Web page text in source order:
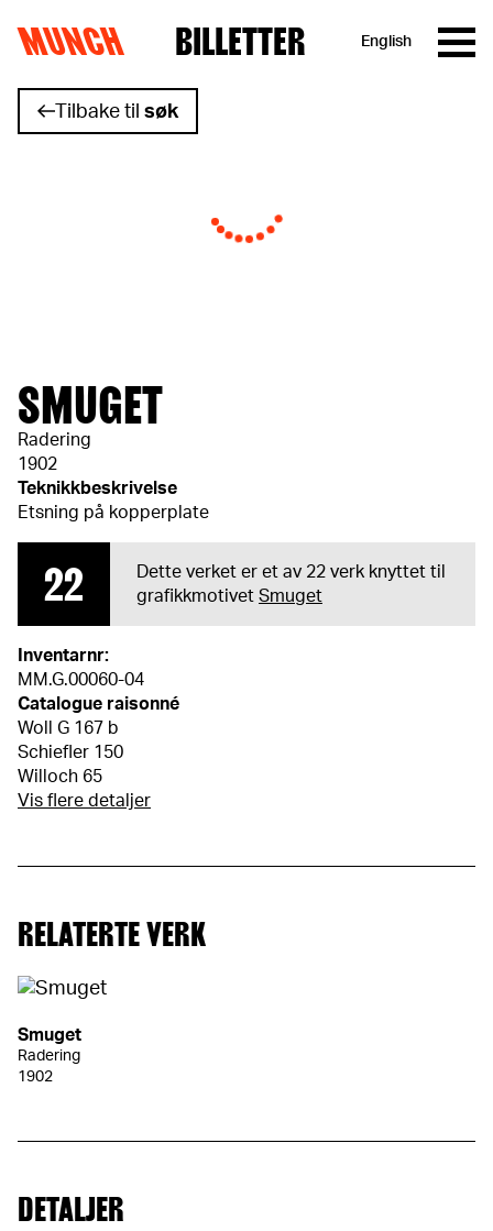
Hopp til innhold
MUNCH BILLETTER English
Tilbake til søk
SMUGET
Radering
1902
Teknikkbeskrivelse
Etsning på kopperplate
22
Dette verket er et av 22 verk knyttet til
grafikkmotivet Smuget
Inventarnr:
MM.G.00060-04
Catalogue raisonné
Woll G 167 b
Schiefler 150
Willoch 65
Vis flere detaljer
RELATERTE VERK
Smuget
Radering
1902
DETALJER